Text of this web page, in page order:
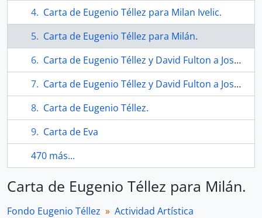
Carta de Eugenio Téllez para Milan Ivelic.
Carta de Eugenio Téllez para Milán.
Carta de Eugenio Téllez y David Fulton a Joseph Green
Carta de Eugenio Téllez y David Fulton a Joseph Green
Carta de Eugenio Téllez.
Carta de Eva
470 más...
Carta de Eugenio Téllez para Milán.
Fondo Eugenio Téllez
Actividad Artística